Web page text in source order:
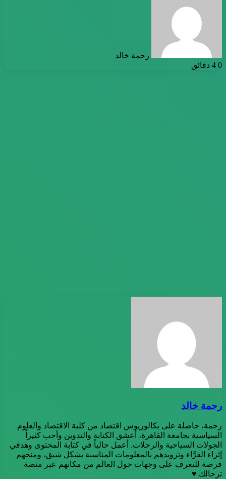
رحمة خالد
0
رحمة خالد
رحمة، حاصلة على بكالوريوس اقتصاد من كلية الاقتصاد والعلوم
السياسية بجامعة القاهرة، أعشق الكتابة والتدوين وأحب كثيراً
الجولات السياحية والرحلات. أعمل حالياً في كتابة المحتوى وهدفي
إثراء القرَّاء وتزويدهم بالمعلومات المناسبة بشكل شيق، ومنحهم
فرصة للتعرف على وجهات حول العالم من مكانهم عبر منصة
ترحالك ♥